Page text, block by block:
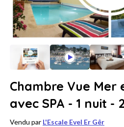
Chambre Vue Mer
avec SPA - 1 nuit -
Vendu par L'Escale Evel Er Gêr